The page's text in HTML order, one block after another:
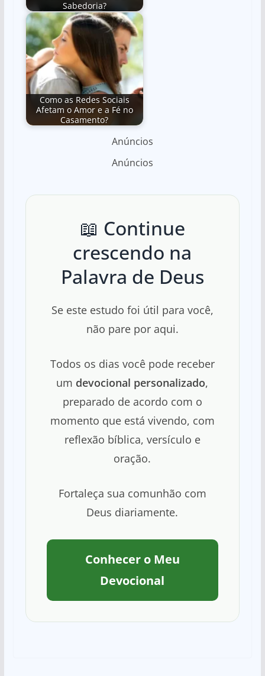
Sabedoria?
Como as Redes Sociais
Afetam o Amor e a Fé no
Casamento?
Anúncios
Anúncios
📖 Continue
crescendo na
Palavra de Deus
Se este estudo foi útil para você,
não pare por aqui.
Todos os dias você pode receber
um devocional personalizado,
preparado de acordo com o
momento que está vivendo, com
reflexão bíblica, versículo e
oração.
Fortaleça sua comunhão com
Deus diariamente.
Conhecer o Meu
Devocional